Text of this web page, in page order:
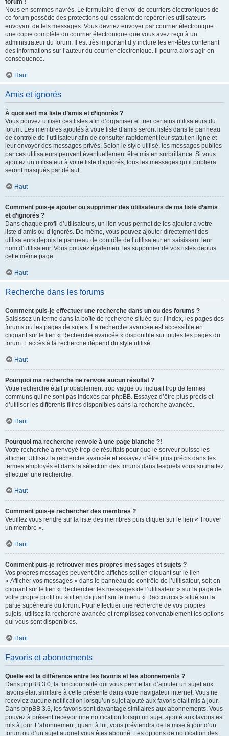
forum !
Nous en sommes navrés. Le formulaire d’envoi de courriers électroniques de
ce forum possède des protections qui essaient de repérer les utilisateurs
envoyant de tels messages. Vous devriez envoyer par courrier électronique
une copie complète du courrier électronique que vous avez reçu à un
administrateur du forum. Il est très important d’y inclure les en-têtes contenant
des informations sur l’auteur du courrier électronique. Il pourra alors agir en
conséquence.
Haut
Amis et ignorés
À quoi sert ma liste d’amis et d’ignorés ?
Vous pouvez utiliser ces listes afin d’organiser et trier certains utilisateurs du
forum. Les membres ajoutés à votre liste d’amis seront listés dans le panneau
de contrôle de l’utilisateur afin de consulter rapidement leur statut en ligne et
leur envoyer des messages privés. Selon le style utilisé, les messages publiés
par ces utilisateurs peuvent éventuellement être mis en surbrillance. Si vous
ajoutez un utilisateur à votre liste d’ignorés, tous les messages qu’il publiera
seront masqués par défaut.
Haut
Comment puis-je ajouter ou supprimer des utilisateurs de ma liste d’amis
et d’ignorés ?
Dans chaque profil d’utilisateurs, un lien vous permet de les ajouter à votre
liste d’amis ou d’ignorés. De même, vous pouvez ajouter directement des
utilisateurs depuis le panneau de contrôle de l’utilisateur en saisissant leur
nom d’utilisateur. Vous pouvez également les supprimer de vos listes depuis
cette même page.
Haut
Recherche dans les forums
Comment puis-je effectuer une recherche dans un ou des forums ?
Saisissez un terme dans la boîte de recherche située sur l’index, les pages des
forums ou les pages de sujets. La recherche avancée est accessible en
cliquant sur le lien « Recherche avancée » disponible sur toutes les pages du
forum. L’accès à la recherche dépend du style utilisé.
Haut
Pourquoi ma recherche ne renvoie aucun résultat ?
Votre recherche était probablement trop vague ou incluait trop de termes
communs qui ne sont pas indexés par phpBB. Essayez d’être plus précis et
d’utiliser les différents filtres disponibles dans la recherche avancée.
Haut
Pourquoi ma recherche renvoie à une page blanche ?!
Votre recherche a renvoyé trop de résultats pour que le serveur puisse les
afficher. Utilisez la recherche avancée et essayez d’être plus précis dans les
termes employés et dans la sélection des forums dans lesquels vous souhaitez
effectuer une recherche.
Haut
Comment puis-je rechercher des membres ?
Veuillez vous rendre sur la liste des membres puis cliquer sur le lien « Trouver
un membre ».
Haut
Comment puis-je retrouver mes propres messages et sujets ?
Vos propres messages peuvent être affichés soit en cliquant sur le lien
« Afficher vos messages » dans le panneau de contrôle de l’utilisateur, soit en
cliquant sur le lien « Rechercher les messages de l’utilisateur » sur la page de
votre propre profil ou soit en cliquant sur le menu « Raccourcis » situé sur la
partie supérieure du forum. Pour effectuer une recherche de vos propres
sujets, utilisez la recherche avancée et remplissez convenablement les options
qui vous sont disponibles.
Haut
Favoris et abonnements
Quelle est la différence entre les favoris et les abonnements ?
Dans phpBB 3.0, la fonctionnalité qui vous permettait d’ajouter un sujet aux
favoris était similaire à celle présente dans votre navigateur internet. Vous ne
receviez aucune notification lorsqu’un sujet ajouté aux favoris était mis à jour.
Dans phpBB 3.3, les favoris sont davantage similaires aux abonnements. Vous
pouvez à présent recevoir une notification lorsqu’un sujet ajouté aux favoris est
mis à jour. L’abonnement, quant à lui, vous préviendra de la mise à jour d’un
forum ou d’un sujet auquel vous êtes abonné. Les options de notification des